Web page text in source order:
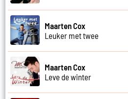
Maarten Cox
Leuker met twee
Maarten Cox
Leve de winter